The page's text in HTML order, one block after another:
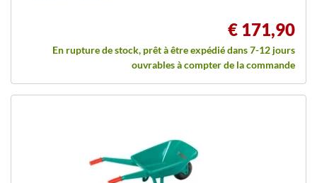
€ 171,90
En rupture de stock, prêt à être expédié dans 7-12 jours
ouvrables à compter de la commande